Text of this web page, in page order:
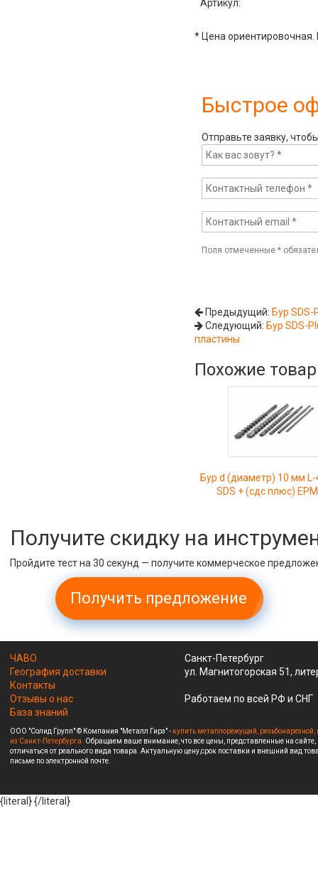
Артикул:
* Цена ориентировочная.
Быстрое
Отправьте заявку,
Поля отмеченные*
Предыдущий: Бур
Следующий: Бур SDS-
пластины
Похожие
Бур d (диаметр) 10 мм
SDS + (сдс плюс)
Получите скидку на
Пройдите тест на 30 секунд — получите коммерческое
Получить предложение
ЧАВО
География доставки
Контакты
Отзывы о нас
База знаний
Санкт-Петербург
ул. Магнитогорская 51,
Работаем по всей РФ и СНГ
ООО "Солид Групп" © Компания "Металл Гирз" - купить металлорежущий,
из Санкт-Петербурга. Обращаем ваше внимание, что все цены, представленные на
отличаться от реального вида товара. Актуальную цену,срок поставки и внешний вид
письме по электронной почте.
{literal}{/literal}